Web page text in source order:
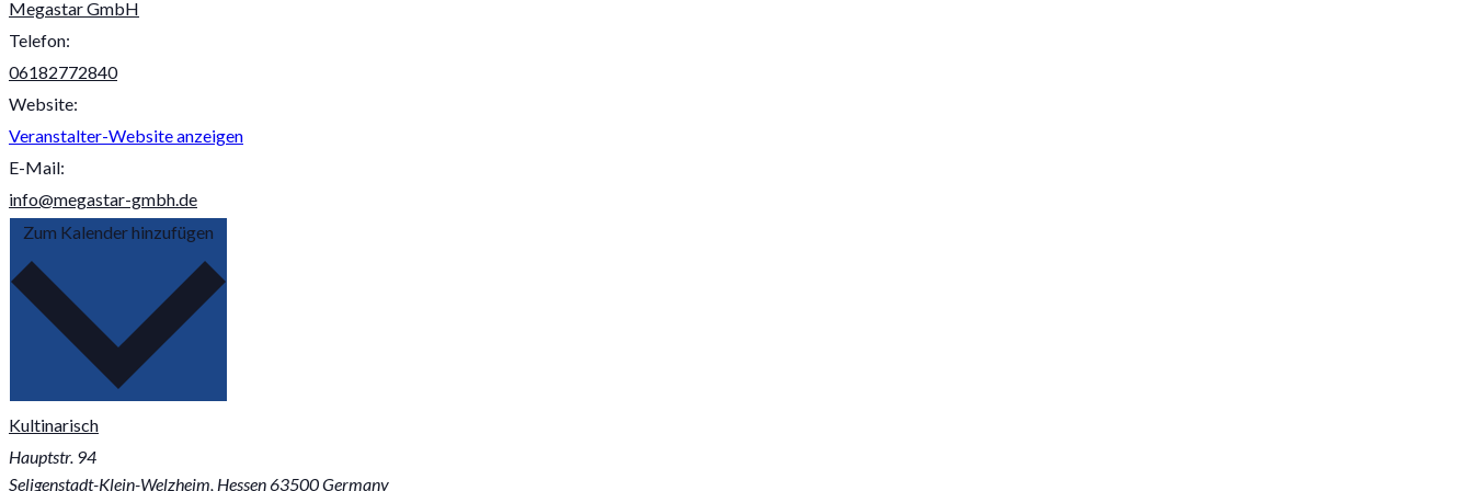
Megastar GmbH
Telefon:
06182772840
Website:
Veranstalter-Website anzeigen
E-Mail:
info@megastar-gmbh.de
Kultinarisch
Hauptstr. 94
Seligenstadt-Klein-Welzheim, Hessen63500Germany